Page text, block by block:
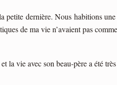
petite dernière. Nous habitions
de ma vie n’avaient pas
la vie avec son beau-père a été